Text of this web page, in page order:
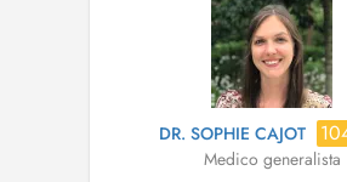
DR. SOPHIE CAJOT
Medico generalista